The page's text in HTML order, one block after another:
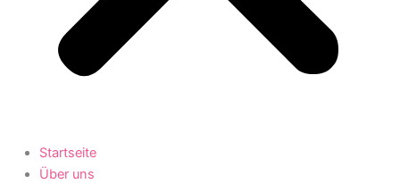
Startseite
Über uns